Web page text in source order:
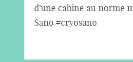
d’une cabine au norme
Sano #cryosano